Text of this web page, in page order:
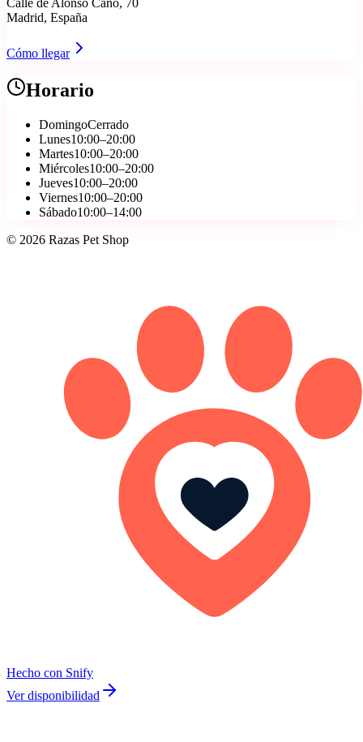
Calle de Alonso Cano, 70
Madrid, España
Cómo llegar
Horario
DomingoCerrado
Lunes10:00–20:00
Martes10:00–20:00
Miércoles10:00–20:00
Jueves10:00–20:00
Viernes10:00–20:00
Sábado10:00–14:00
© 2026 Razas Pet Shop
Hecho con Snify
Ver disponibilidad